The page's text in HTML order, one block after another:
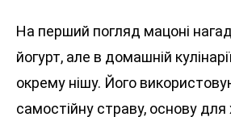
На перший погляд мацоні
йогурт, але в домашній
окрему нішу. Його
самостійну страву, основу для